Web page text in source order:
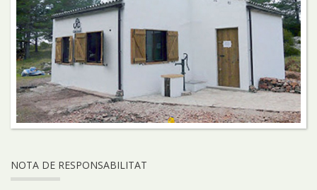
NOTA DE RESPONSABILITAT